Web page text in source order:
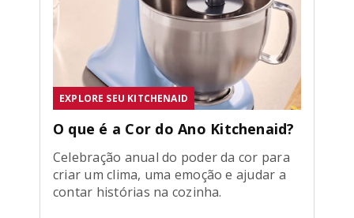
EXPLORE SEU KITCHENAID
O que é a Cor do Ano Kitchenaid?
Celebração anual do poder da cor para
criar um clima, uma emoção e ajudar a
contar histórias na cozinha.